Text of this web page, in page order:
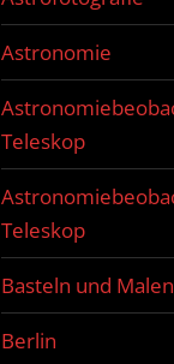
Astronomie
Teleskop
Teleskop
Basteln und Malen
Berlin